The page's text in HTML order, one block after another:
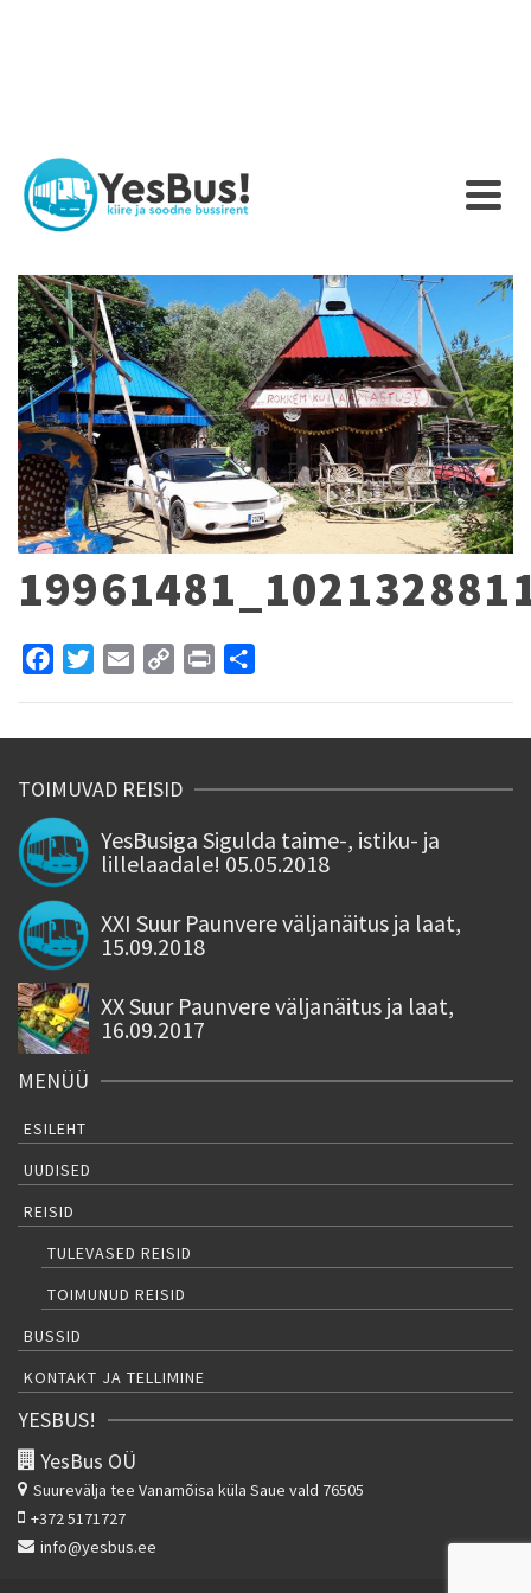
FacebookTwitterEmail
Copy
Print
TOIMUVAD REISID
YesBusiga Sigulda taime-, istiku- ja
lillelaadale! 05.05.2018
XXI Suur Paunvere väljanäitus ja laat,
15.09.2018
XX Suur Paunvere väljanäitus ja laat,
16.09.2017
MENÜÜ
ESILEHT
UUDISED
REISID
TULEVASED REISID
TOIMUNUD REISID
BUSSID
KONTAKT JA TELLIMINE
YESBUS!
YesBus OÜ
Suurevälja tee Vanamõisa küla Saue vald 76505
+372 5171727
info@yesbus.ee